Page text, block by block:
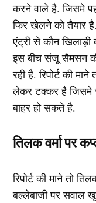
करने वाले है. जिसमे
फिर खेलने को तैयार
एंट्री से कौन खिलाड़ी
इस बीच संजू सैमसन
रही है. रिपोर्ट की
लेकर टक्कर है
बाहर हो सकते है.
तिलक वर्मा पर
रिपोर्ट की माने तो
बल्लेबाजी पर